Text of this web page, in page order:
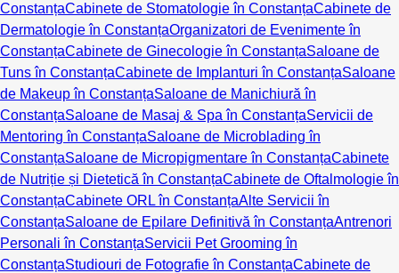
ConstanțaCabinete de Stomatologie în ConstanțaCabinete de
Dermatologie în ConstanțaOrganizatori de Evenimente în
ConstanțaCabinete de Ginecologie în ConstanțaSaloane de
Tuns în ConstanțaCabinete de Implanturi în ConstanțaSaloane
de Makeup în ConstanțaSaloane de Manichiură în
ConstanțaSaloane de Masaj & Spa în ConstanțaServicii de
Mentoring în ConstanțaSaloane de Microblading în
ConstanțaSaloane de Micropigmentare în ConstanțaCabinete
de Nutriție și Dietetică în ConstanțaCabinete de Oftalmologie în
ConstanțaCabinete ORL în ConstanțaAlte Servicii în
ConstanțaSaloane de Epilare Definitivă în ConstanțaAntrenori
Personali în ConstanțaServicii Pet Grooming în
ConstanțaStudiouri de Fotografie în ConstanțaCabinete de